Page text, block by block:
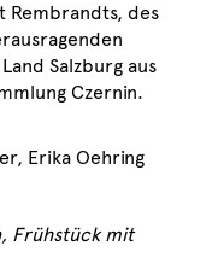
Rembrandts, des
Salzburg aus
Czernin.
Erika Oehring
Frühstück mit